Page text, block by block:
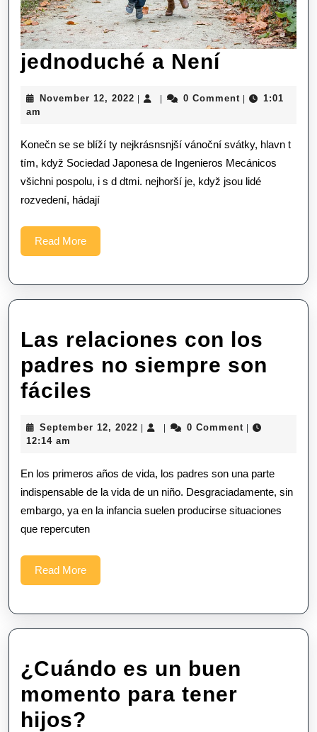
jednoduché a Není
Není
November 12, 2022 November
| | 0 Comment |
1:01
am
Konečn se se blíží ty nejkrásnsnjší vánoční svátky, hlavn t
tím, když Sociedad Japonesa de Ingenieros Mecánicos
všichni pospolu, i s d dtmi. nejhorší je, když jsou lidé
rozvedení, hádají
Read MoreRead
More
Las relaciones con los
padres no siempre son
fáciles
los
padres
no
September 12, 2022 September
| | 0 Comment |
12:14 am
En los primeros años de vida, los padres son una parte
indispensable de la vida de un niño. Desgraciadamente, sin
embargo, ya en la infancia suelen producirse situaciones
que repercuten
Read MoreRead
More
¿Cuándo es un buen
momento para tener
hijos?